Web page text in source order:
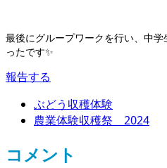
最後にグループワークを行い、中
ったです✨
報告する
ぶどう収穫体験
農業体験収穫祭 2024
コメント